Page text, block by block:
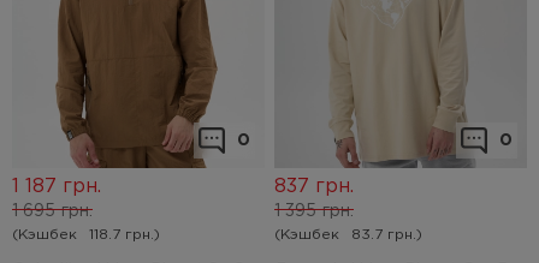
0
1 695 грн.
1 187 грн.
(Кэшбек 118.7 грн.)
0
1 395 грн.
837 грн.
(Кэшбек 83.7 грн.)